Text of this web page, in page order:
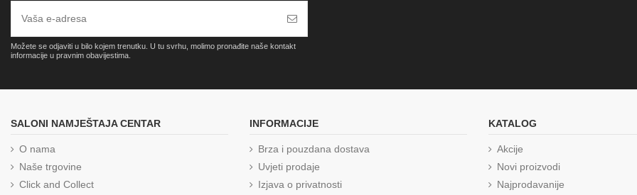
Možete se odjaviti u bilo kojem trenutku. U tu svrhu, molimo pronađite naše kontakt
informacije u pravnim obavijestima.
SALONI NAMJEŠTAJA CENTAR
O nama
Naše trgovine
Click and Collect
INFORMACIJE
Brza i pouzdana dostava
Uvjeti prodaje
Izjava o privatnosti
KATALOG
Akcije
Novi proizvodi
Najprodavanije